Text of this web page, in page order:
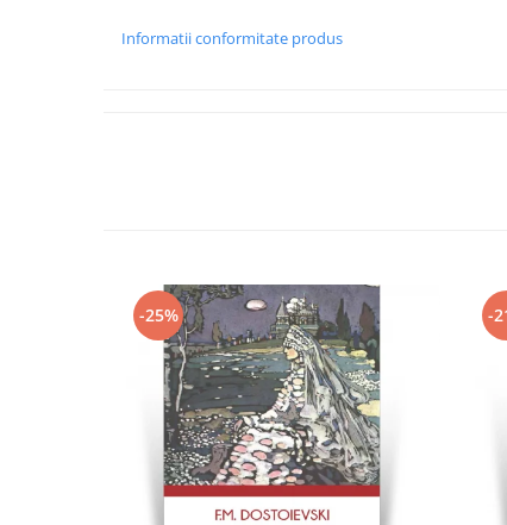
Informatii conformitate produs
-25% -